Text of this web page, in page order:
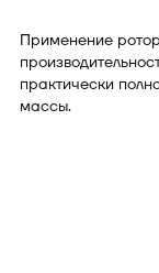
Применение
практически
массы.